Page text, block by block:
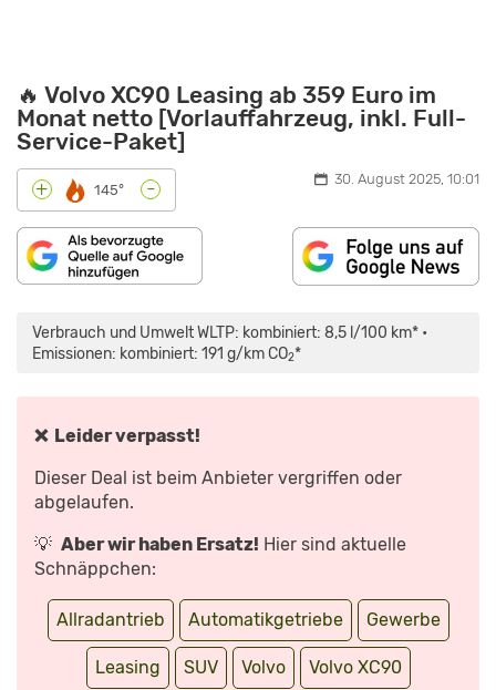
🔥 Volvo XC90 Leasing ab 359 Euro im
Monat netto [Vorlauffahrzeug, inkl. Full-
Service-Paket]
+ 145° - 30. August 2025, 10:01
Verbrauch und Umwelt WLTP: kombiniert: 8,5 l/100 km* •
Emissionen: kombiniert: 191 g/km CO2*
❌ Leider verpasst!
Dieser Deal ist beim Anbieter vergriffen oder
abgelaufen.
💡 Aber wir haben Ersatz! Hier sind aktuelle
Schnäppchen:
Allradantrieb Automatikgetriebe Gewerbe
Leasing SUV Volvo Volvo XC90
XC90
(455PS,
709NM)
100KM?!
VON
YOUTUBE
ANZEIGEN